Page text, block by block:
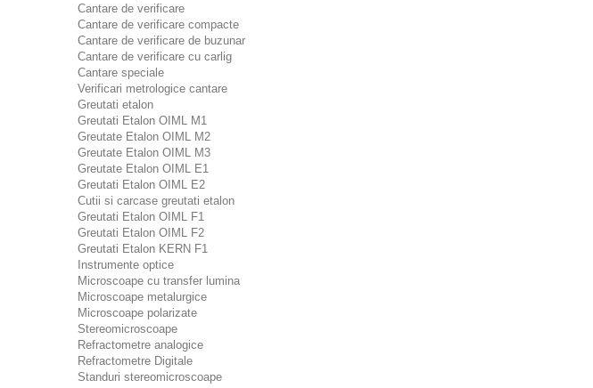
Cantare de verificare
Cantare de verificare compacte
Cantare de verificare de buzunar
Cantare de verificare cu carlig
Cantare speciale
Verificari metrologice cantare
Greutati etalon
Greutati Etalon OIML M1
Greutate Etalon OIML M2
Greutate Etalon OIML M3
Greutate Etalon OIML E1
Greutati Etalon OIML E2
Cutii si carcase greutati etalon
Greutati Etalon OIML F1
Greutati Etalon OIML F2
Greutati Etalon KERN F1
Instrumente optice
Microscoape cu transfer lumina
Microscoape metalurgice
Microscoape polarizate
Stereomicroscoape
Refractometre analogice
Refractometre Digitale
Standuri stereomicroscoape